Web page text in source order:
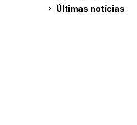
Últimas notícias